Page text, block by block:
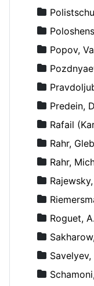
Popov,
Predein,
Rafail
Rahr,
Rahr,
Roguet,